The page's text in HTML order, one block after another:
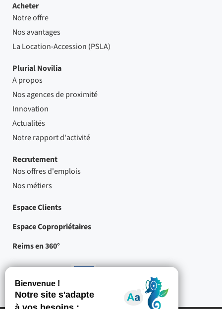
Acheter
Notre offre
Nos avantages
La Location-Accession (PSLA)
Plurial Novilia
A propos
Nos agences de proximité
Innovation
Actualités
Notre rapport d'activité
Recrutement
Nos offres d'emplois
Nos métiers
Espace Clients
Espace Copropriétaires
Reims en 360°
cofinancés
par